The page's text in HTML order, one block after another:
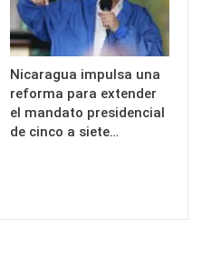
Nicaragua impulsa una
reforma para extender
el mandato presidencial
de cinco a siete…